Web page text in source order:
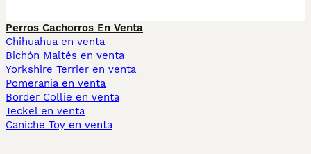
Perros Cachorros En Venta
Chihuahua en venta
Bichón Maltés en venta
Yorkshire Terrier en venta
Pomerania en venta
Border Collie en venta
Teckel en venta
Caniche Toy en venta